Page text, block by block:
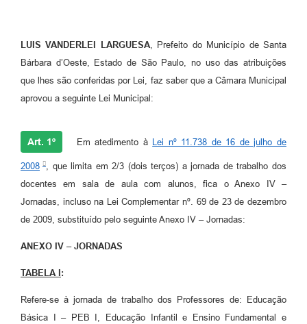
LUIS VANDERLEI LARGUESA, Prefeito do Município de Santa
Bárbara d’Oeste, Estado de São Paulo, no uso das atribuições
que lhes são conferidas por Lei, faz saber que a Câmara Municipal
aprovou a seguinte Lei Municipal:
Art. 1º Em atedimento à Lei nº 11.738 de 16 de julho de
2008
, que limita em 2/3 (dois terços) a jornada de trabalho dos
docentes em sala de aula com alunos, fica o Anexo IV –
Jornadas, incluso na Lei Complementar nº. 69 de 23 de dezembro
de 2009, substituído pelo seguinte Anexo IV – Jornadas:
ANEXO IV – JORNADAS
TABELA I :
Refere-se à jornada de trabalho dos Professores de: Educação
Básica I – PEB I, Educação Infantil e Ensino Fundamental e